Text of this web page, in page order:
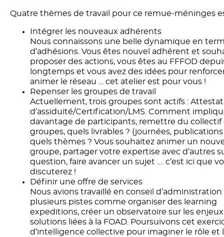
Quatre thèmes de travail pour ce remue-méninges
Intégrer les nouveaux adhérents
Nous connaissons une belle dynamique en
d’adhésions. Vous êtes nouvel adhérent et
proposer des actions, vous êtes au FFFOD
longtemps et vous avez des idées pour
animer le réseau … cet atelier est pour vous !
Repenser les groupes de travail
Actuellement, trois groupes sont actifs :
d’assiduité/Certification/LMS. Comment
davantage de participants, remettre du collectif
groupes, quels livrables ? (journées, publications
quels thèmes ? Vous souhaitez animer un
groupe, partager votre expertise avec d’autres
question, faire avancer un sujet …. c’est ici que
discuterez !
Définir une offre de services
Nous avions travaillé en conseil d’administration
plusieurs pistes comme organiser des learning
expeditions, créer un observatoire sur les
solutions liées à la FOAD. Poursuivons cet
d’intelligence collective pour imaginer le rôle et